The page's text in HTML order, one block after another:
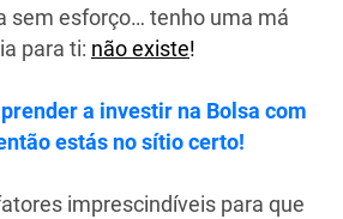
sem esforço… tenho uma má
para ti: não existe!
a investir na Bolsa com
estás no sítio certo!
imprescindíveis para que